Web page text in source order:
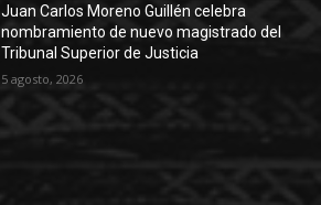
Juan Carlos Moreno Guillén celebra
nombramiento de nuevo magistrado del
Tribunal Superior de Justicia
5 agosto, 2026